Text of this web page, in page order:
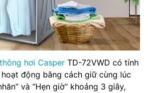
hơi Casper TD-72VWD có tính
động bằng cách giữ cùng lúc
và “Hẹn giờ” khoảng 3 giây,